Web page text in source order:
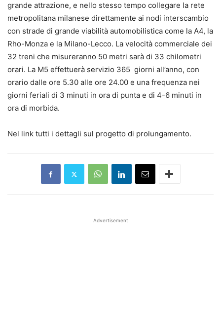
grande attrazione, e nello stesso tempo collegare la rete
metropolitana milanese direttamente ai nodi interscambio
con strade di grande viabilità automobilistica come la A4, la
Rho-Monza e la Milano-Lecco. La velocità commerciale dei
32 treni che misureranno 50 metri sarà di 33 chilometri
orari. La M5 effettuerà servizio 365 giorni all’anno, con
orario dalle ore 5.30 alle ore 24.00 e una frequenza nei
giorni feriali di 3 minuti in ora di punta e di 4-6 minuti in
ora di morbida.
Nel link tutti i dettagli sul progetto di prolungamento.
Advertisement